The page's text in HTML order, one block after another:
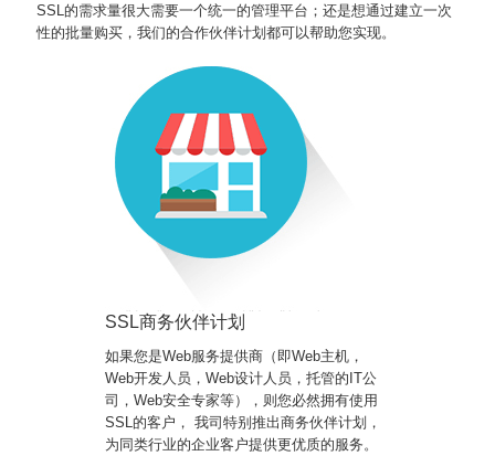
SSL的需求量很大需要一个统一的管理平台；还是想通过建立一次
性的批量购买，我们的合作伙伴计划都可以帮助您实现。
SSL商务伙伴计划
如果您是Web服务提供商（即Web主机，
Web开发人员，Web设计人员，托管的IT公
司，Web安全专家等），则您必然拥有使用
SSL的客户， 我司特别推出商务伙伴计划，
为同类行业的企业客户提供更优质的服务。